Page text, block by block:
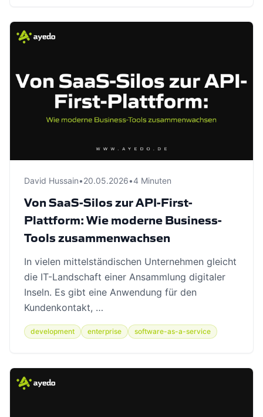
David Hussain•20.05.2026•4 Minuten
Von SaaS-Silos zur API-First-
Plattform: Wie moderne Business-
Tools zusammenwachsen
In vielen mittelständischen Unternehmen gleicht
die IT-Landschaft einer Ansammlung digitaler
Inseln. Es gibt eine Anwendung für den
Kundenkontakt, …
development enterprise software-as-a-service